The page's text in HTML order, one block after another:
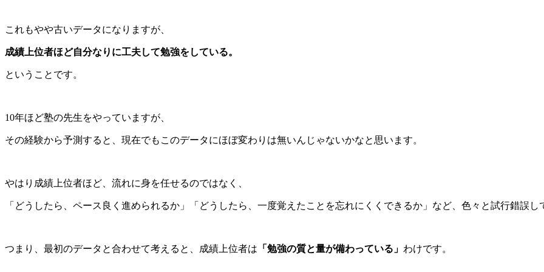
これもやや古いデータになりますが、
成績上位者ほど自分なりに工夫して勉強をしている。
ということです。
10年ほど塾の先生をやっていますが、
その経験から予測すると、現在でもこのデータにほぼ変わりは無いんじゃないかなと思います。
やはり成績上位者ほど、流れに身を任せるのではなく、
「どうしたら、ペース良く進められるか」「どうしたら、一度覚えたことを忘れにくくできるか」など、色々と試行錯誤し
つまり、最初のデータと合わせて考えると、成績上位者は 「勉強の質と量が備わっている」 わけです。